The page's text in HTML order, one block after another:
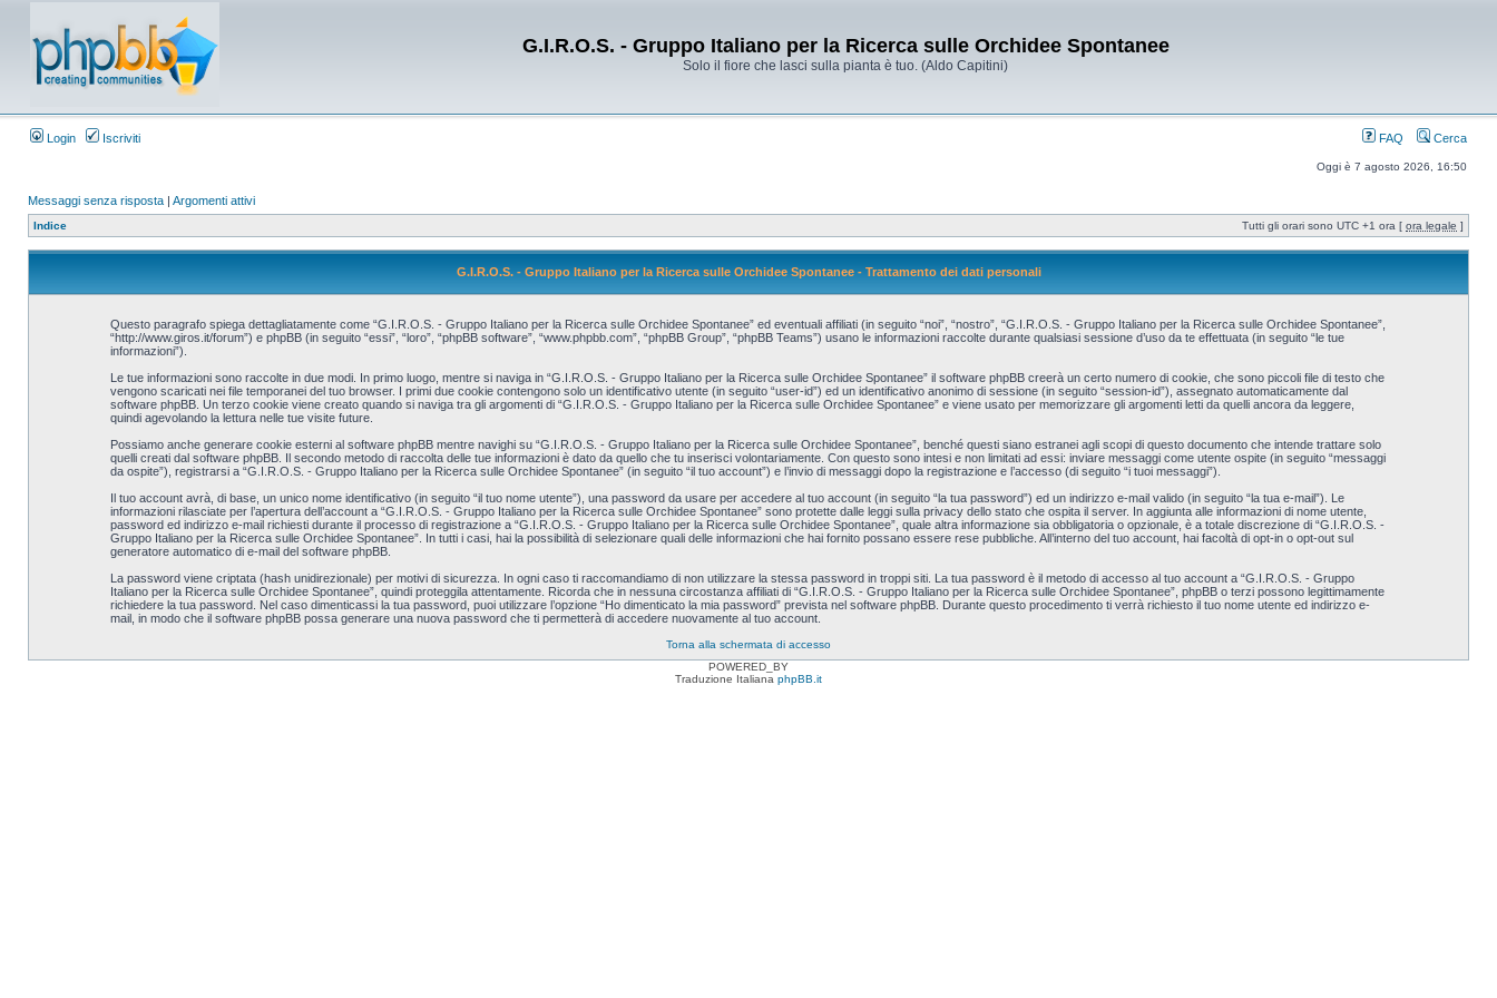
G.I.R.O.S. - Gruppo Italiano per la Ricerca sulle Orchidee Spontanee
Solo il fiore che lasci sulla pianta è tuo. (Aldo Capitini)
Login Iscriviti FAQ Cerca
Oggi è 7 agosto 2026, 16:50
Messaggi senza risposta | Argomenti attivi
Indice Tutti gli orari sono UTC +1 ora [ ora legale ]
G.I.R.O.S. - Gruppo Italiano per la Ricerca sulle Orchidee Spontanee - Trattamento dei dati personali
Questo paragrafo spiega dettagliatamente come “G.I.R.O.S. - Gruppo Italiano per la Ricerca sulle Orchidee Spontanee” ed eventuali affiliati (in seguito “noi”, “nostro”, “G.I.R.O.S. - Gruppo Italiano per la Ricerca sulle Orchidee Spontanee”,
“http://www.giros.it/forum”) e phpBB (in seguito “essi”, “loro”, “phpBB software”, “www.phpbb.com”, “phpBB Group”, “phpBB Teams”) usano le informazioni raccolte durante qualsiasi sessione d’uso da te effettuata (in seguito “le tue
informazioni”).
Le tue informazioni sono raccolte in due modi. In primo luogo, mentre si naviga in “G.I.R.O.S. - Gruppo Italiano per la Ricerca sulle Orchidee Spontanee” il software phpBB creerà un certo numero di cookie, che sono piccoli file di testo che
vengono scaricati nei file temporanei del tuo browser. I primi due cookie contengono solo un identificativo utente (in seguito “user-id”) ed un identificativo anonimo di sessione (in seguito “session-id”), assegnato automaticamente dal
software phpBB. Un terzo cookie viene creato quando si naviga tra gli argomenti di “G.I.R.O.S. - Gruppo Italiano per la Ricerca sulle Orchidee Spontanee” e viene usato per memorizzare gli argomenti letti da quelli ancora da leggere,
quindi agevolando la lettura nelle tue visite future.
Possiamo anche generare cookie esterni al software phpBB mentre navighi su “G.I.R.O.S. - Gruppo Italiano per la Ricerca sulle Orchidee Spontanee”, benché questi siano estranei agli scopi di questo documento che intende trattare solo
quelli creati dal software phpBB. Il secondo metodo di raccolta delle tue informazioni è dato da quello che tu inserisci volontariamente. Con questo sono intesi e non limitati ad essi: inviare messaggi come utente ospite (in seguito “messaggi
da ospite”), registrarsi a “G.I.R.O.S. - Gruppo Italiano per la Ricerca sulle Orchidee Spontanee” (in seguito “il tuo account”) e l’invio di messaggi dopo la registrazione e l’accesso (di seguito “i tuoi messaggi”).
Il tuo account avrà, di base, un unico nome identificativo (in seguito “il tuo nome utente”), una password da usare per accedere al tuo account (in seguito “la tua password”) ed un indirizzo e-mail valido (in seguito “la tua e-mail”). Le
informazioni rilasciate per l’apertura dell’account a “G.I.R.O.S. - Gruppo Italiano per la Ricerca sulle Orchidee Spontanee” sono protette dalle leggi sulla privacy dello stato che ospita il server. In aggiunta alle informazioni di nome utente,
password ed indirizzo e-mail richiesti durante il processo di registrazione a “G.I.R.O.S. - Gruppo Italiano per la Ricerca sulle Orchidee Spontanee”, quale altra informazione sia obbligatoria o opzionale, è a totale discrezione di “G.I.R.O.S. -
Gruppo Italiano per la Ricerca sulle Orchidee Spontanee”. In tutti i casi, hai la possibilità di selezionare quali delle informazioni che hai fornito possano essere rese pubbliche. All’interno del tuo account, hai facoltà di opt-in o opt-out sul
generatore automatico di e-mail del software phpBB.
La password viene criptata (hash unidirezionale) per motivi di sicurezza. In ogni caso ti raccomandiamo di non utilizzare la stessa password in troppi siti. La tua password è il metodo di accesso al tuo account a “G.I.R.O.S. - Gruppo
Italiano per la Ricerca sulle Orchidee Spontanee”, quindi proteggila attentamente. Ricorda che in nessuna circostanza affiliati di “G.I.R.O.S. - Gruppo Italiano per la Ricerca sulle Orchidee Spontanee”, phpBB o terzi possono legittimamente
richiedere la tua password. Nel caso dimenticassi la tua password, puoi utilizzare l’opzione “Ho dimenticato la mia password” prevista nel software phpBB. Durante questo procedimento ti verrà richiesto il tuo nome utente ed indirizzo e-
mail, in modo che il software phpBB possa generare una nuova password che ti permetterà di accedere nuovamente al tuo account.
Torna alla schermata di accesso
POWERED_BY
Traduzione Italiana phpBB.it